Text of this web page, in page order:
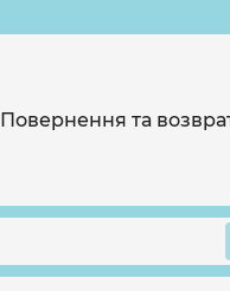
Повернення та